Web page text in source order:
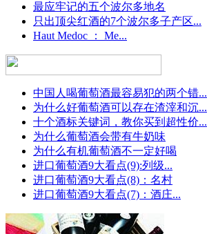
最应牢记的五个波尔多地名
只出顶尖红酒的7个波尔多子产区...
Haut Medoc ： Me...
中国人喝葡萄酒最容易犯的两个错...
为什么好葡萄酒可以存在渣滓和沉...
十个酒标关键词，教你买到超性价...
为什么葡萄酒会带有牛奶味
为什么有机葡萄酒不一定好喝
进口葡萄酒9大看点(9):列级...
进口葡萄酒9大看点(8)：名村
进口葡萄酒9大看点(7)：酒庄...